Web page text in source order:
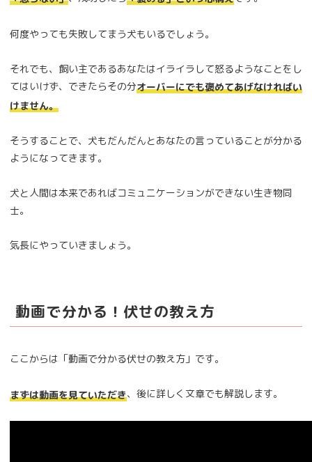
何度やっても失敗してまう犬もいるでしょう。
それでも、飼い主であるあなたはイライラして怒るようなことをし
てはいけず、できたらその分オーバーにでも褒めてあげなければい
けません。
そうすることで、犬もだんだんとあなたの言っていることが分かる
ようになってきます。
犬と人間は本来であればコミュニケーションができない生き物同
士。
気長にやっていきましょう。
動画で分かる！伏せの教え方
ここからは「動画で分かる伏せの教え方」です。
まずは動画を見ていただき、後に詳しく文章でも解説します。